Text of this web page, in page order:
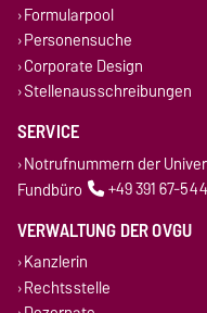
Formularpool
Personensuche
Corporate Design
Stellenausschreibungen
SERVICE
Notrufnummern der
Fundbüro
+49 391 67-
VERWALTUNG DER OVGU
Kanzlerin
Rechtsstelle